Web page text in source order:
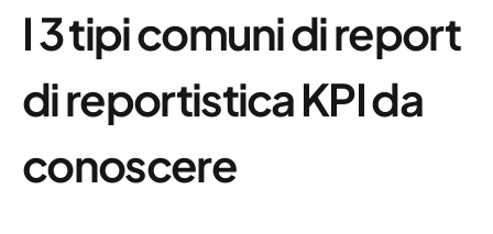
I 3 tipi comuni di report
di reportistica KPI da
conoscere